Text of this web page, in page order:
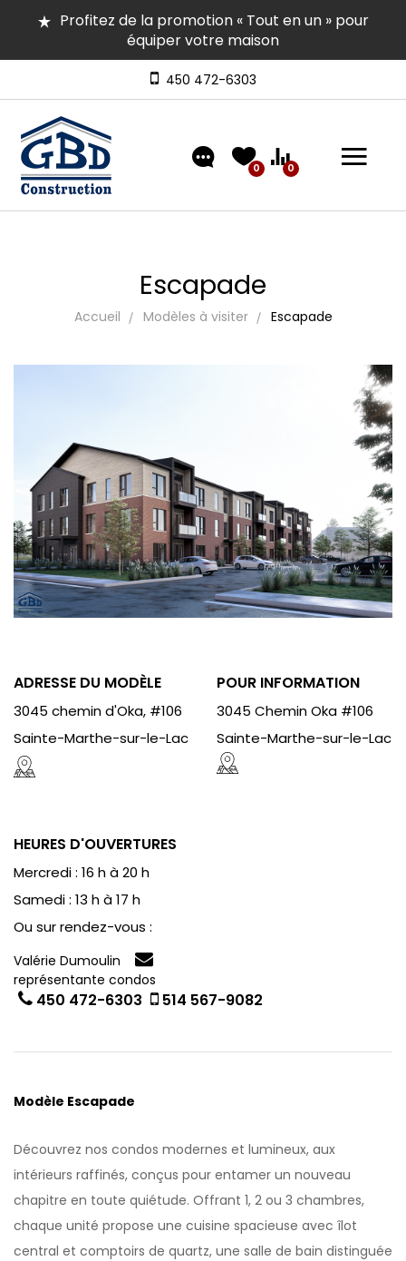
Profitez de la promotion « Tout en un » pour
équiper votre maison
Plusieurs maisons en inventaire pour occupation
rapide | Venez les visiter
Découvrez nos modèles comprenant un
aménagement extérieur de type « clé en main »
450 472-6303
0 0
Escapade
Accueil Modèles à visiter Escapade
ADRESSE DU MODÈLE
3045 chemin d'Oka, #106
Sainte-Marthe-sur-le-Lac
POUR INFORMATION
3045 Chemin Oka #106
Sainte-Marthe-sur-le-Lac
HEURES D'OUVERTURES
Mercredi : 16 h à 20 h
Samedi : 13 h à 17 h
Ou sur rendez-vous :
Valérie Dumoulin
représentante condos
450 472-6303 514 567-9082
Modèle Escapade
Découvrez nos condos modernes et lumineux, aux
intérieurs raffinés, conçus pour entamer un nouveau
chapitre en toute quiétude. Offrant 1, 2 ou 3 chambres,
chaque unité propose une cuisine spacieuse avec îlot
central et comptoirs de quartz, une salle de bain distinguée